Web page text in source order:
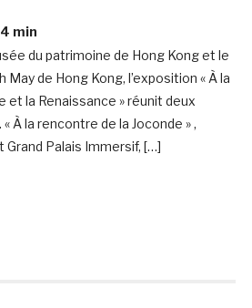
4 min
du patrimoine de Hong Kong et le
de Hong Kong, l’exposition « À la
et la Renaissance » réunit deux
À la rencontre de la Joconde » ,
Palais Immersif, […]